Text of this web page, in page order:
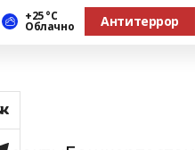
+25 °С
Облачно Антитеррор